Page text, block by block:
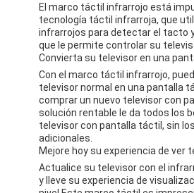
Contacto
noticias
Todos los casos
Blog
Habla Ahora.
El marco táctil infrarrojo está
tecnología táctil infrarroja, que
infrarrojos para detectar el tacto
que le permite controlar su
Convierta su televisor en una
Con el marco táctil infrarrojo,
televisor normal en una pantalla
comprar un nuevo televisor con
solución rentable le da todos los
televisor con pantalla táctil, sin
adicionales.
Mejore hoy su experiencia de ver
Actualice su televisor con el
y lleve su experiencia de